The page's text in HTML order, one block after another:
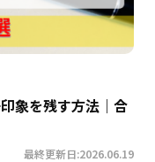
象を残す方法｜合
最終更新日:2026.06.19